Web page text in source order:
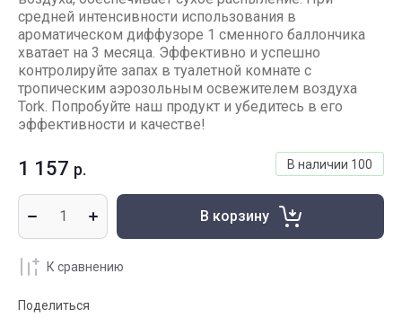
средней интенсивности использования в
ароматическом диффузоре 1 сменного баллончика
хватает на 3 месяца. Эффективно и успешно
контролируйте запах в туалетной комнате с
тропическим аэрозольным освежителем воздуха
Tork. Попробуйте наш продукт и убедитесь в его
эффективности и качестве!
В наличии 100
1 157 р.
В корзину
К сравнению
Поделиться